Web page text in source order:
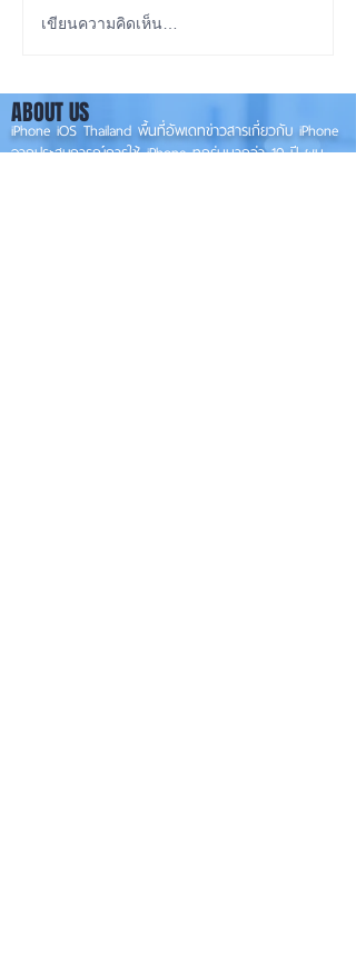
เทียบกันให้ชัดๆ! ส่องคาด
👀📱✨
📱
เขียนความคิดเห็น…
iPhone iOS Thailand พื้นที่อัพเดทข่าวสารเกี่ยวกับ iPhone
จากประสบการณ์การใช้ iPhone ทุกรุ่นมากว่า 10 ปี ผม
ABOUT US